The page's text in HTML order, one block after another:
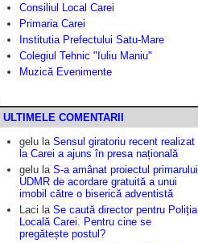
Consiliul Local Carei
Primaria Carei
Institutia Prefectului Satu-Mare
Colegiul Tehnic "Iuliu Maniu"
Muzică Evenimente
ULTIMELE COMENTARII
gelu la Sensul giratoriu recent realizat
la Carei a ajuns în presa națională
gelu la S-a amânat proiectul primarului
UDMR de acordare gratuită a unui
imobil către o biserică adventistă
Laci la Se caută director pentru Poliția
Locală Carei. Pentru cine se
pregătește postul?